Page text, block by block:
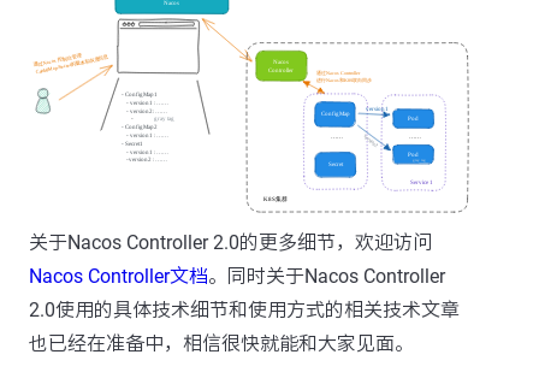
关于Nacos Controller 2.0的更多细节，欢迎访问
Nacos Controller文档。同时关于Nacos Controller
2.0使用的具体技术细节和使用方式的相关技术文章
也已经在准备中，相信很快就能和大家见面。